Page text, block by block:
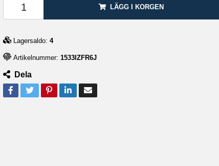
LÄGG I KORGEN
Lagersaldo: 4
Artikelnummer: 1533IZFR6J
Dela